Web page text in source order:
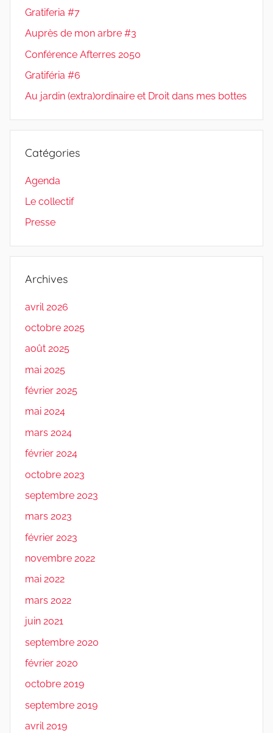
Gratiferia #7
Auprès de mon arbre #3
Conférence Afterres 2050
Gratiféria #6
Au jardin (extra)ordinaire et Droit dans mes bottes
Catégories
Agenda
Le collectif
Presse
Archives
avril 2026
octobre 2025
août 2025
mai 2025
février 2025
mai 2024
mars 2024
février 2024
octobre 2023
septembre 2023
mars 2023
février 2023
novembre 2022
mai 2022
mars 2022
juin 2021
septembre 2020
février 2020
octobre 2019
septembre 2019
avril 2019